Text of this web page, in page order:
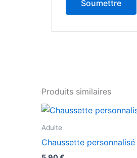
Produits similaires
Adulte
Chaussette